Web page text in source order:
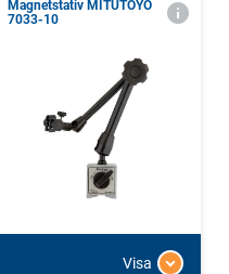
Magnetstativ MITUTOYO
7033-10
Visa